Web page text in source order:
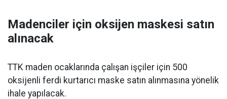
Madenciler için oksijen maskesi satın
alınacak
TTK maden ocaklarında çalışan işçiler için 500
oksijenli ferdi kurtarıcı maske satın alınmasına yönelik
ihale yapılacak.